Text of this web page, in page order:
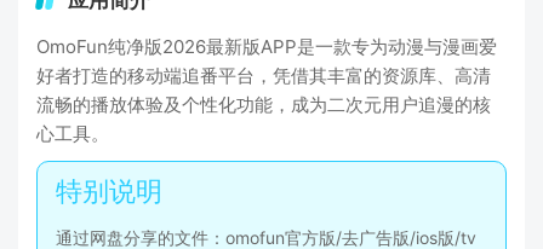
OmoFun纯净版2026最新版APP是一款专为动漫与漫画爱
好者打造的移动端追番平台，凭借其丰富的资源库、高清
流畅的播放体验及个性化功能，成为二次元用户追漫的核
心工具。
通过网盘分享的文件：omofun官方版/去广告版/ios版/tv